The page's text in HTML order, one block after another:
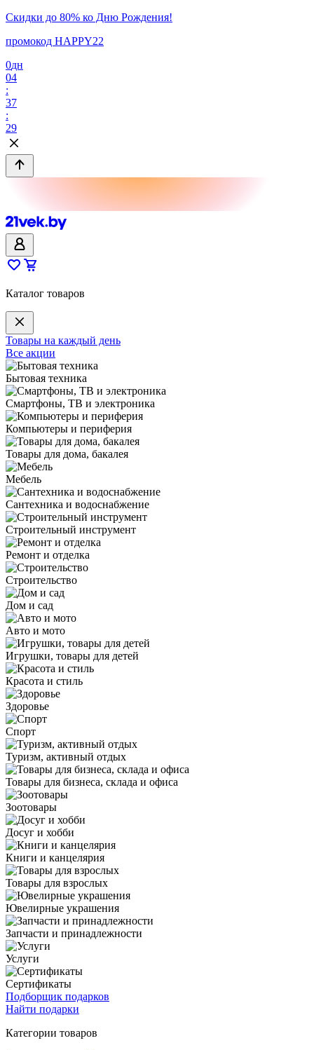
Скидки до 80% ко Дню Рождения!
промокод HAPPY22
0дн
04
:
37
:
29
Каталог товаров
Товары на каждый день
Все акции
Бытовая техника
Смартфоны, ТВ и электроника
Компьютеры и периферия
Товары для дома, бакалея
Мебель
Сантехника и водоснабжение
Строительный инструмент
Ремонт и отделка
Строительство
Дом и сад
Авто и мото
Игрушки, товары для детей
Красота и стиль
Здоровье
Спорт
Туризм, активный отдых
Товары для бизнеса, склада и офиса
Зоотовары
Досуг и хобби
Книги и канцелярия
Товары для взрослых
Ювелирные украшения
Запчасти и принадлежности
Услуги
Сертификаты
Подборщик подарков
Найти подарки
Категории товаров